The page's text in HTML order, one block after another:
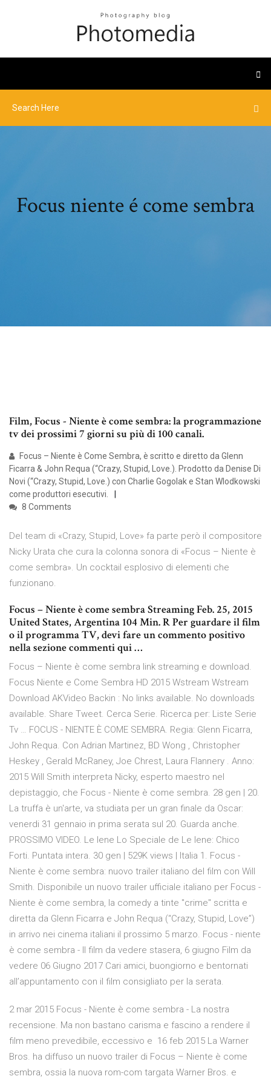
Focus niente é come sembra
Film, Focus - Niente è come sembra: la programmazione
tv dei prossimi 7 giorni su più di 100 canali.
Focus – Niente è Come Sembra, è scritto e diretto da Glenn
Ficarra & John Requa (“Crazy, Stupid, Love.). Prodotto da Denise Di
Novi (“Crazy, Stupid, Love.) con Charlie Gogolak e Stan Wlodkowski
come produttori esecutivi.
8 Comments
Del team di «Crazy, Stupid, Love» fa parte però il compositore
Nicky Urata che cura la colonna sonora di «Focus – Niente è
come sembra». Un cocktail esplosivo di elementi che
funzionano.
Focus – Niente è come sembra Streaming Feb. 25, 2015
United States, Argentina 104 Min. R Per guardare il film
o il programma TV, devi fare un commento positivo
nella sezione commenti qui …
Focus – Niente è come sembra link streaming e download.
Focus Niente e Come Sembra HD 2015 Wstream Wstream
Download AKVideo Backin : No links available. No downloads
available. Share Tweet. Cerca Serie. Ricerca per: Liste Serie
Tv … FOCUS - NIENTE È COME SEMBRA. Regia: Glenn Ficarra,
John Requa. Con Adrian Martinez, BD Wong , Christopher
Heskey , Gerald McRaney, Joe Chrest, Laura Flannery . Anno:
2015 Will Smith interpreta Nicky, esperto maestro nel
depistaggio, che Focus - Niente è come sembra. 28 gen | 20.
La truffa è un'arte, va studiata per un gran finale da Oscar:
venerdi 31 gennaio in prima serata sul 20. Guarda anche.
PROSSIMO VIDEO. Le Iene Lo Speciale de Le Iene: Chico
Forti. Puntata intera. 30 gen | 529K views | Italia 1. Focus -
Niente è come sembra: nuovo trailer italiano del film con Will
Smith. Disponibile un nuovo trailer ufficiale italiano per Focus -
Niente è come sembra, la comedy a tinte "crime" scritta e
diretta da Glenn Ficarra e John Requa (“Crazy, Stupid, Love”)
in arrivo nei cinema italiani il prossimo 5 marzo. Focus - niente
è come sembra - Il film da vedere stasera, 6 giugno Film da
vedere 06 Giugno 2017 Cari amici, buongiorno e bentornati
all’appuntamento con il film consigliato per la serata.
2 mar 2015 Focus - Niente è come sembra - La nostra
recensione. Ma non bastano carisma e fascino a rendere il
film meno prevedibile, eccessivo e 16 feb 2015 La Warner
Bros. ha diffuso un nuovo trailer di Focus – Niente è come
sembra, ossia la nuova rom-com targata Warner Bros. e